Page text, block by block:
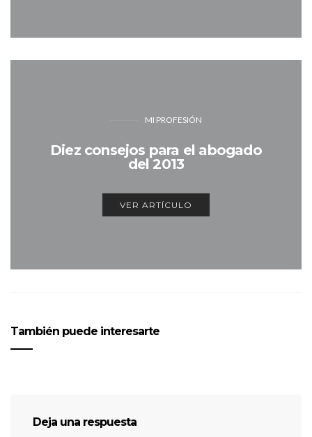
MI PROFESIÓN
Diez consejos para el abogado
del 2013
VER ARTÍCULO
También puede interesarte
Deja una respuesta